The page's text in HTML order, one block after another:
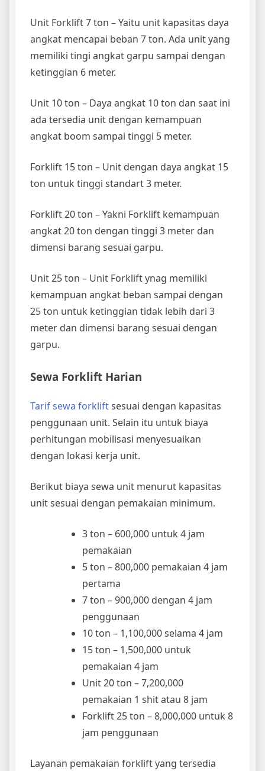
Unit Forklift 7 ton – Yaitu unit kapasitas daya
angkat mencapai beban 7 ton. Ada unit yang
memiliki tingi angkat garpu sampai dengan
ketinggian 6 meter.
Unit 10 ton – Daya angkat 10 ton dan saat ini
ada tersedia unit dengan kemampuan
angkat boom sampai tinggi 5 meter.
Forklift 15 ton – Unit dengan daya angkat 15
ton untuk tinggi standart 3 meter.
Forklift 20 ton – Yakni Forklift kemampuan
angkat 20 ton dengan tinggi 3 meter dan
dimensi barang sesuai garpu.
Unit 25 ton – Unit Forklift ynag memiliki
kemampuan angkat beban sampai dengan
25 ton untuk ketinggian tidak lebih dari 3
meter dan dimensi barang sesuai dengan
garpu.
Sewa Forklift Harian
Tarif sewa forkliftsesuai dengan kapasitas
penggunaan unit. Selain itu untuk biaya
perhitungan mobilisasi menyesuaikan
dengan lokasi kerja unit.
Berikut biaya sewa unit menurut kapasitas
unit sesuai dengan pemakaian minimum.
3 ton – 600,000 untuk 4 jam
pemakaian
5 ton – 800,000 pemakaian 4 jam
pertama
7 ton – 900,000 dengan 4 jam
penggunaan
10 ton – 1,100,000 selama 4 jam
15 ton – 1,500,000 untuk
pemakaian 4 jam
Unit 20 ton – 7,200,000
pemakaian 1 shit atau 8 jam
Forklift 25 ton – 8,000,000 untuk 8
jam penggunaan
Layanan pemakaian forklift yang tersedia